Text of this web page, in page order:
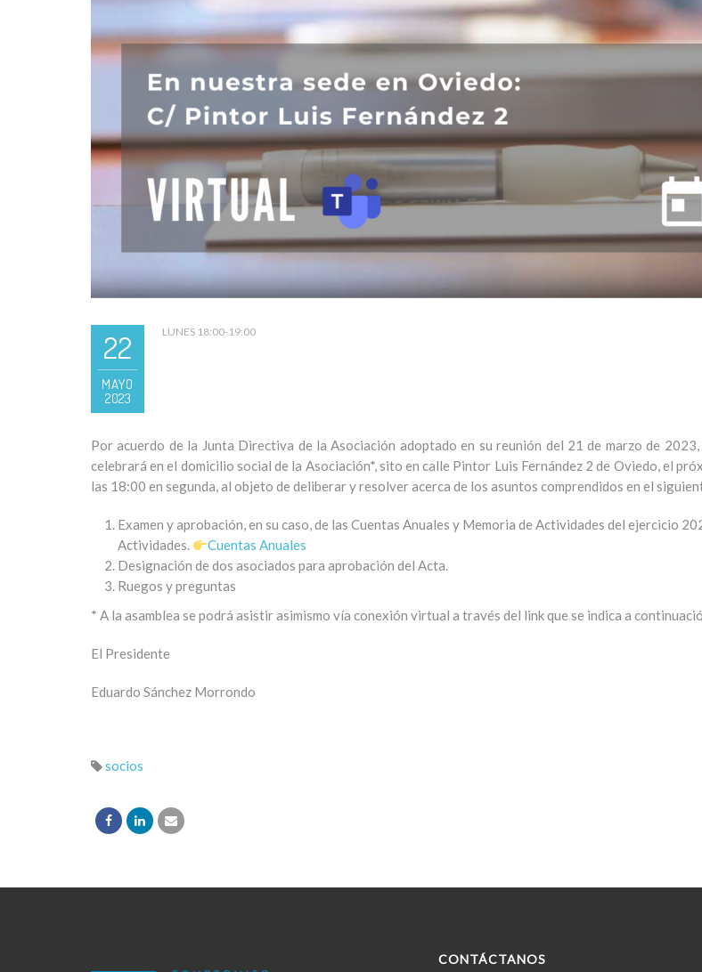
22
MAYO
2023
LUNES 18:00-19:00
Por acuerdo de la Junta Directiva de la Asociación adoptado en su reunión del 21 de marzo de
celebrará en el domicilio social de la Asociación*, sito en calle Pintor Luis Fernández 2 de Oviedo, el
las 18:00 en segunda, al objeto de deliberar y resolver acerca de los asuntos comprendidos en el
Examen y aprobación, en su caso, de las Cuentas Anuales y Memoria de Actividades del ejercicio
Actividades.
Cuentas Anuales
Designación de dos asociados para aprobación del Acta.
Ruegos y preguntas
* A la asamblea se podrá asistir asimismo vía conexión virtual a través del link que se indica a
El Presidente
Eduardo Sánchez Morrondo
socios
CONTÁCTANOS